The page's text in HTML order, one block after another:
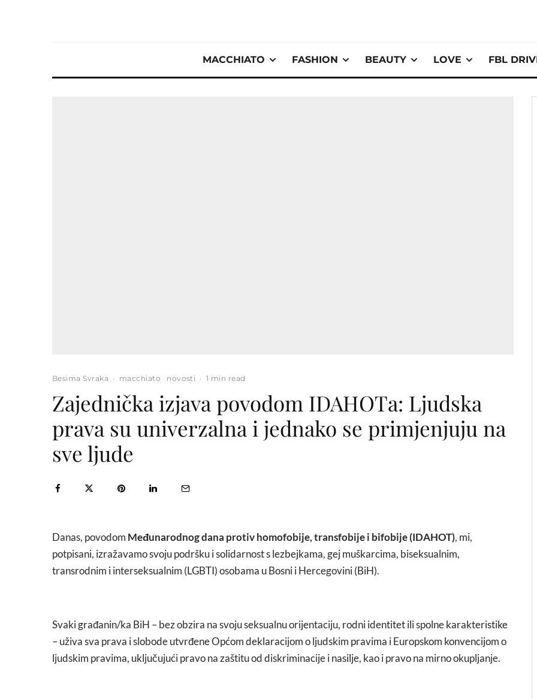
MACCHIATO FASHION BEAUTY LOVE FBL
Besima Svraka · macchiato novosti · 1 min read
Zajednička izjava povodom IDAHOTa: Ljudska
prava su univerzalna i jednako se primjenjuju na
sve ljude
Danas, povodom Međunarodnog dana protiv homofobije, transfobije i bifobije (IDAHOT), mi,
potpisani, izražavamo svoju podršku i solidarnost s lezbejkama, gej muškarcima, biseksualnim,
transrodnim i interseksualnim (LGBTI) osobama u Bosni i Hercegovini (BiH).
Svaki građanin/ka BiH – bez obzira na svoju seksualnu orijentaciju, rodni identitet ili spolne karakteristike
– uživa sva prava i slobode utvrđene Općom deklaracijom o ljudskim pravima i Europskom konvencijom o
ljudskim pravima, uključujući pravo na zaštitu od diskriminacije i nasilje, kao i pravo na mirno okupljanje.